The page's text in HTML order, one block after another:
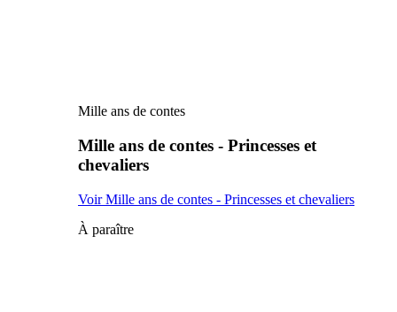
Mille ans de contes
Mille ans de contes - Princesses et
chevaliers
Voir Mille ans de contes - Princesses et chevaliers
À paraître